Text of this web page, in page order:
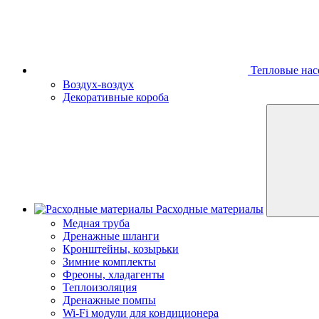
Тепловые
Воздух-воздух
Декоративные короба
Расходные материалы
Медная труба
Дренажные шланги
Кронштейны, козырьки
Зимние комплекты
Фреоны, хладагенты
Теплоизоляция
Дренажные помпы
Wi-Fi модули для кондиционера